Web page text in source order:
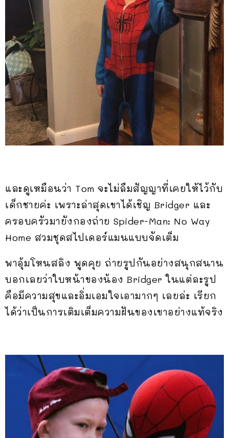
และดูเหมือนว่า Tom จะไม่ลืมสัญญาที่เคยให้ไว้กับ
เด็กชายค่ะ เพราะล่าสุดเขาได้เชิญ Bridger และ
ครอบครัวมายังกองถ่าย Spider-Man: No Way
Home สวมชุดสไปเดอร์แมนแบบจัดเต็ม
พาอุ้มโหนสลิง พูดคุย ถ่ายรูปกันอย่างสนุกสนาน
บอกเลยว่าใบหน้าของน้อง Bridger ในแต่ละรูป
คือมีความสุขและอิ่มเอมใจเอามากๆ เลยล่ะ เรียก
ได้ว่าเป็นการเติมเต็มความฝันของเขาอย่างแท้จริง